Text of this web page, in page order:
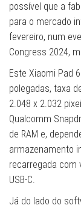
possível que a
para o mercado
fevereiro, num
Congress 2024,
Este Xiaomi Pad
polegadas, taxa
2.048 x 2.032
Qualcomm
de RAM e,
armazenamento
recarregada com
USB-C.
Já do lado do